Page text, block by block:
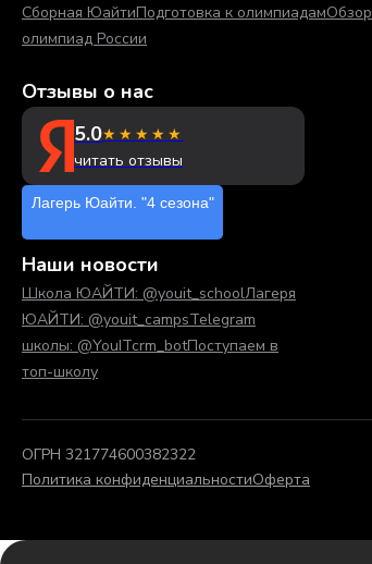
Сборная ЮайтиПодготовка к олимпиадамОбзор
олимпиад России
Отзывы о нас
5.0★★★★★
читать отзывы
Лагерь Юайти. "4 сезона"
Наши новости
Школа ЮАЙТИ: @youit_schoolЛагеря
ЮАЙТИ: @youit_campsTelegram
школы: @YouITcrm_botПоступаем в
топ-школу
ОГРН 321774600382322
Политика конфиденциальностиОферта